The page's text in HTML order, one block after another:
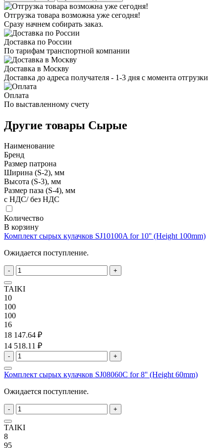
Отгрузка товара возможна уже сегодня!
Сразу начнем собирать заказ.
Доставка по России
По тарифам транспортной компании
Доставка в Москву
Доставка до адреса получателя - 1-3 дня с момента отгрузки
Оплата
По выставленному счету
Другие товары Сырые
Наименование
Бренд
Размер патрона
Ширина (S-2), мм
Высота (S-3), мм
Размер паза (S-4), мм
с НДС/ без НДС
Количество
В корзину
Комплект сырых кулачков SJ10100A for 10'' (Height 100mm)
Ожидается поступление.
- +
TAIKI
10
100
100
16
18 147.64 ₽
14 518.11 ₽
- +
Комплект сырых кулачков SJ08060C for 8'' (Height 60mm)
Ожидается поступление.
- +
TAIKI
8
95